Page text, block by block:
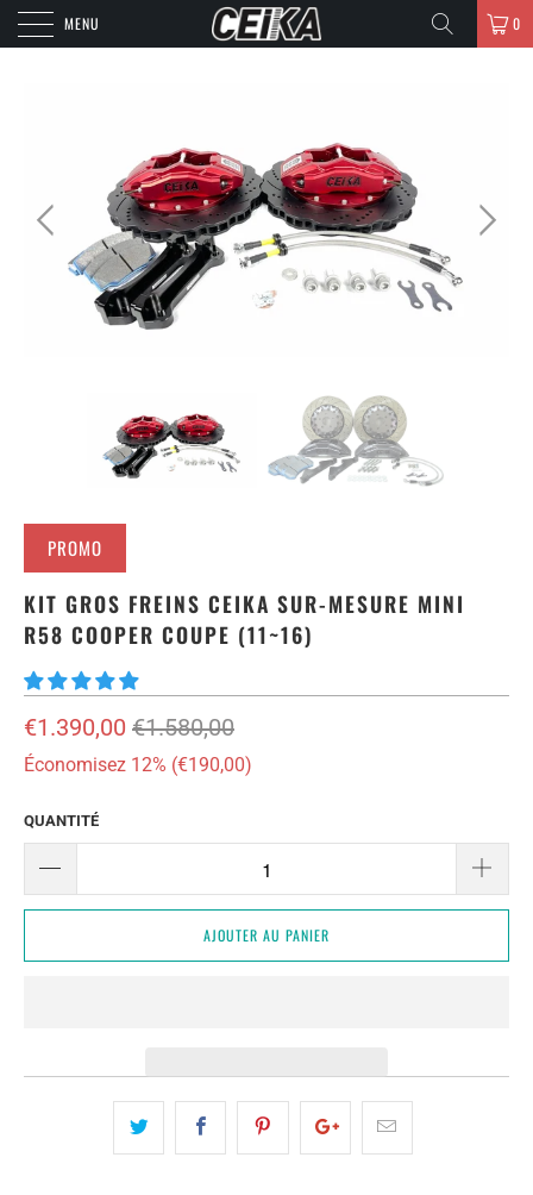
MENU 0
PROMO
KIT GROS FREINS CEIKA SUR-MESURE MINI
R58 COOPER COUPE (11~16)
€1.390,00 €1.580,00
Économisez 12% (€190,00)
QUANTITÉ
AJOUTER AU PANIER